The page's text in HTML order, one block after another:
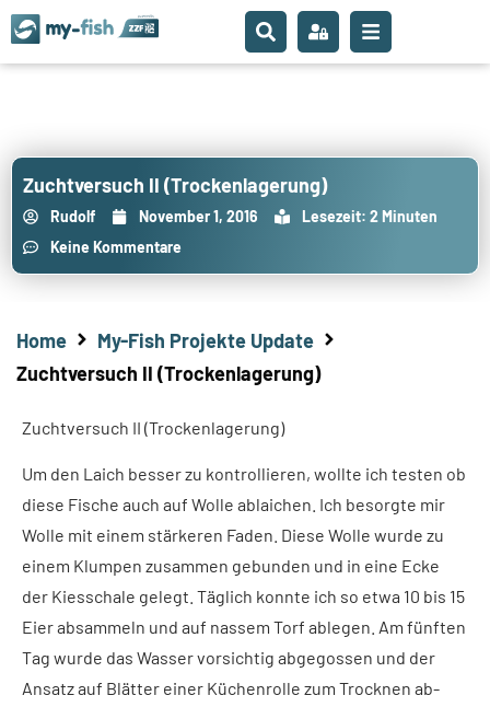
Zuchtversuch II (Trockenlagerung)
Rudolf November 1, 2016
Lesezeit: 2 Minuten
Keine Kommentare
Home
My-Fish Projekte Update
Zuchtversuch II (Trockenlagerung)
Zuchtversuch II (Trockenlagerung)
Um den Laich besser zu kontrollieren, wollte ich testen ob
diese Fische auch auf Wolle ablaichen. Ich besorgte mir
Wolle mit einem stärkeren Faden. Diese Wolle wurde zu
einem Klumpen zusammen gebunden und in eine Ecke
der Kiesschale gelegt. Täglich konnte ich so etwa 10 bis 15
Eier absammeln und auf nassem Torf ablegen. Am fünften
Tag wurde das Wasser vorsichtig abgegossen und der
Ansatz auf Blätter einer Küchenrolle zum Trocknen ab­